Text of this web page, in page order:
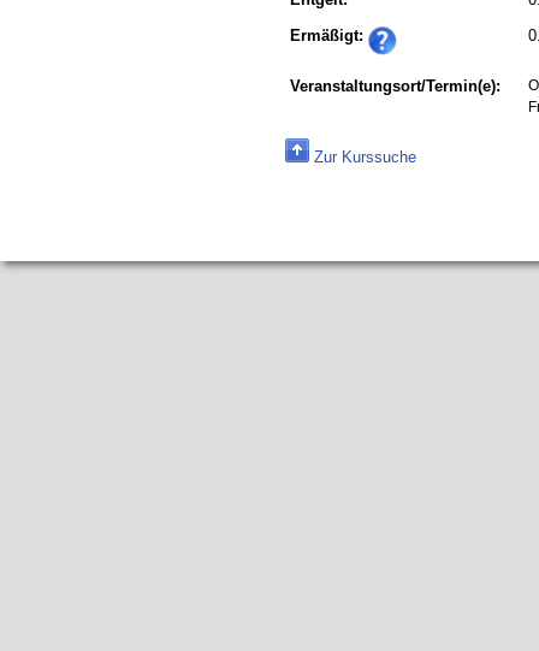
Ermäßigt:
Veranstaltungsort/Termin(e):
Zur Kurssuche